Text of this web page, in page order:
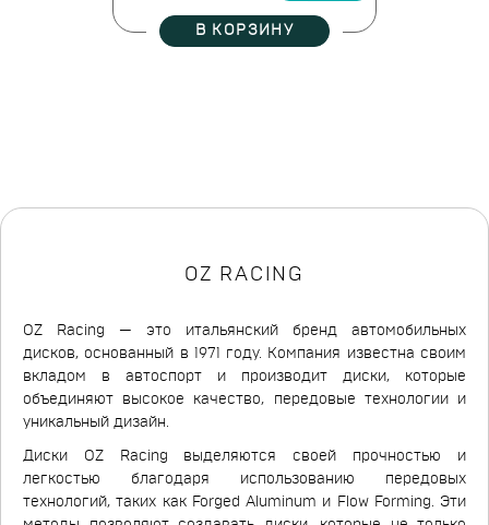
В КОРЗИНУ
OZ RACING
OZ Racing — это итальянский бренд автомобильных
дисков, основанный в 1971 году. Компания известна своим
вкладом в автоспорт и производит диски, которые
объединяют высокое качество, передовые технологии и
уникальный дизайн.
Диски OZ Racing выделяются своей прочностью и
легкостью благодаря использованию передовых
технологий, таких как Forged Aluminum и Flow Forming. Эти